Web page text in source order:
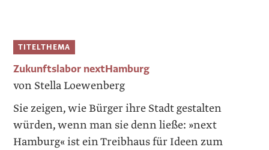
TITELTHEMA
Zukunftslabor nextHamburg
von Stella Loewenberg
Sie zeigen, wie Bürger ihre Stadt gestalten
würden, wenn man sie denn ließe: »next
Hamburg« ist ein Treibhaus für Ideen zum